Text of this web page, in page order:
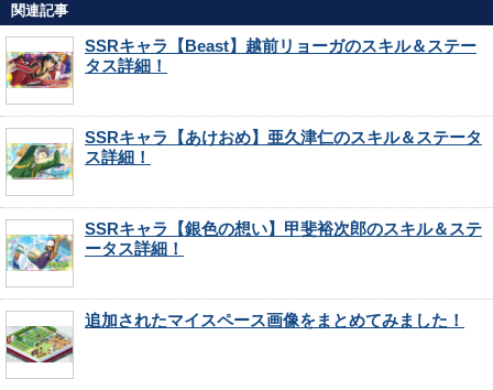
関連記事
SSRキャラ【Beast】越前リョーガのスキル＆ステー
タス詳細！
SSRキャラ【あけおめ】亜久津仁のスキル＆ステータ
ス詳細！
SSRキャラ【銀色の想い】甲斐裕次郎のスキル＆ステ
ータス詳細！
追加されたマイスペース画像をまとめてみました！